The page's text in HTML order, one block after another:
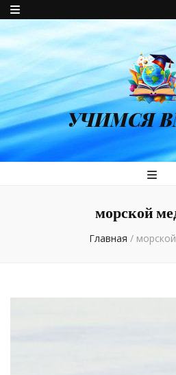
УЧИМСЯ
морской
Главная /